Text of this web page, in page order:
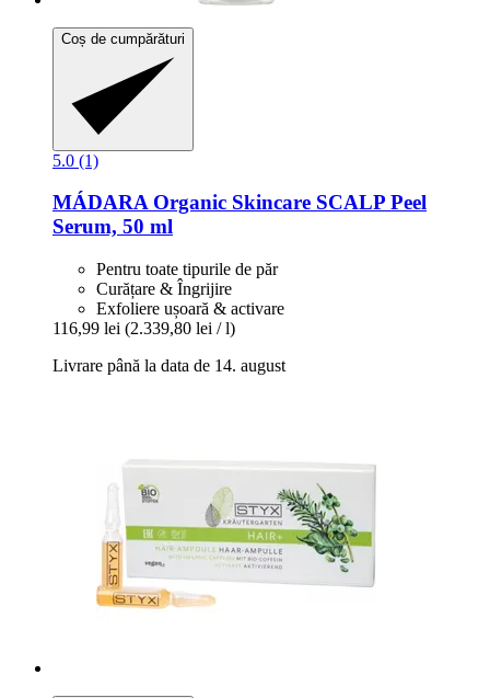
Coș de cumpărături
5.0 (1)
MÁDARA Organic Skincare SCALP Peel
Serum, 50 ml
Pentru toate tipurile de păr
Curățare & Îngrijire
Exfoliere ușoară & activare
116,99 lei (2.339,80 lei / l)
Livrare până la data de 14. august